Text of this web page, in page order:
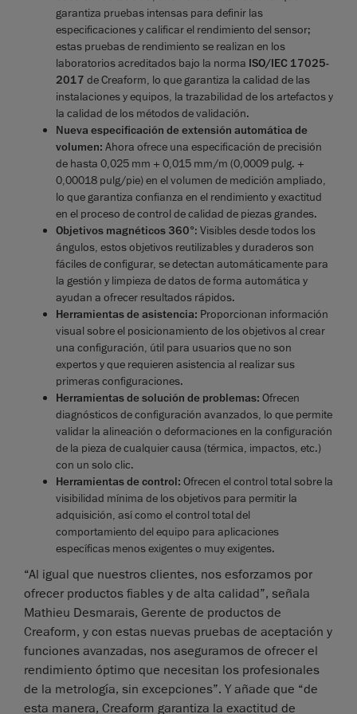
garantiza pruebas intensas para definir las
especificaciones y calificar el rendimiento del sensor;
estas pruebas de rendimiento se realizan en los
laboratorios acreditados bajo la norma ISO/IEC 17025-
2017 de Creaform, lo que garantiza la calidad de las
instalaciones y equipos, la trazabilidad de los artefactos y
la calidad de los métodos de validación.
Nueva especificación de extensión automática de
volumen: Ahora ofrece una especificación de precisión
de hasta 0,025 mm + 0,015 mm/m (0,0009 pulg. +
0,00018 pulg/pie) en el volumen de medición ampliado,
lo que garantiza confianza en el rendimiento y exactitud
en el proceso de control de calidad de piezas grandes.
Objetivos magnéticos 360°: Visibles desde todos los
ángulos, estos objetivos reutilizables y duraderos son
fáciles de configurar, se detectan automáticamente para
la gestión y limpieza de datos de forma automática y
ayudan a ofrecer resultados rápidos.
Herramientas de asistencia: Proporcionan información
visual sobre el posicionamiento de los objetivos al crear
una configuración, útil para usuarios que no son
expertos y que requieren asistencia al realizar sus
primeras configuraciones.
Herramientas de solución de problemas: Ofrecen
diagnósticos de configuración avanzados, lo que permite
validar la alineación o deformaciones en la configuración
de la pieza de cualquier causa (térmica, impactos, etc.)
con un solo clic.
Herramientas de control: Ofrecen el control total sobre la
visibilidad mínima de los objetivos para permitir la
adquisición, así como el control total del
comportamiento del equipo para aplicaciones
específicas menos exigentes o muy exigentes.
“Al igual que nuestros clientes, nos esforzamos por
ofrecer productos fiables y de alta calidad”, señala
Mathieu Desmarais, Gerente de productos de
Creaform, y con estas nuevas pruebas de aceptación y
funciones avanzadas, nos aseguramos de ofrecer el
rendimiento óptimo que necesitan los profesionales
de la metrología, sin excepciones”. Y añade que “de
esta manera, Creaform garantiza la exactitud de